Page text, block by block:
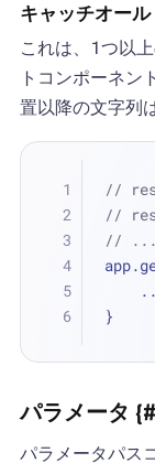
キャッチオー
これは、1つ以
トコンポーネン
置以降の文字列
//
//
// ...
}
パラメータ
パラメータパス